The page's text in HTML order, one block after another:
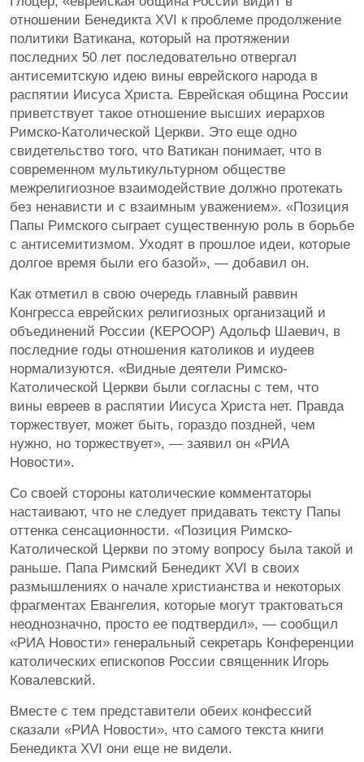
отношении Бенедикта XVI к проблеме продолжение
политики Ватикана, который на протяжении
последних 50 лет последовательно отвергал
антисемитскую идею вины еврейского народа в
распятии Иисуса Христа. Еврейская община России
приветствует такое отношение высших иерархов
Римско-Католической Церкви. Это еще одно
свидетельство того, что Ватикан понимает, что в
современном мультикультурном обществе
межрелигиозное взаимодействие должно протекать
без ненависти и с взаимным уважением». «Позиция
Папы Римского сыграет существенную роль в борьбе
с антисемитизмом. Уходят в прошлое идеи, которые
долгое время были его базой», — добавил он.
Как отметил в свою очередь главный раввин
Конгресса еврейских религиозных организаций и
объединений России (КЕРООР) Адольф Шаевич, в
последние годы отношения католиков и иудеев
нормализуются. «Видные деятели Римско-
Католической Церкви были согласны с тем, что
вины евреев в распятии Иисуса Христа нет. Правда
торжествует, может быть, гораздо поздней, чем
нужно, но торжествует», — заявил он «РИА
Новости».
Со своей стороны католические комментаторы
настаивают, что не следует придавать тексту Папы
оттенка сенсационности. «Позиция Римско-
Католической Церкви по этому вопросу была такой и
раньше. Папа Римский Бенедикт XVI в своих
размышлениях о начале христианства и некоторых
фрагментах Евангелия, которые могут трактоваться
неоднозначно, просто ее подтвердил», — сообщил
«РИА Новости» генеральный секретарь Конференции
католических епископов России священник Игорь
Ковалевский.
Вместе с тем представители обеих конфессий
сказали «РИА Новости», что самого текста книги
Бенедикта XVI они еще не видели.